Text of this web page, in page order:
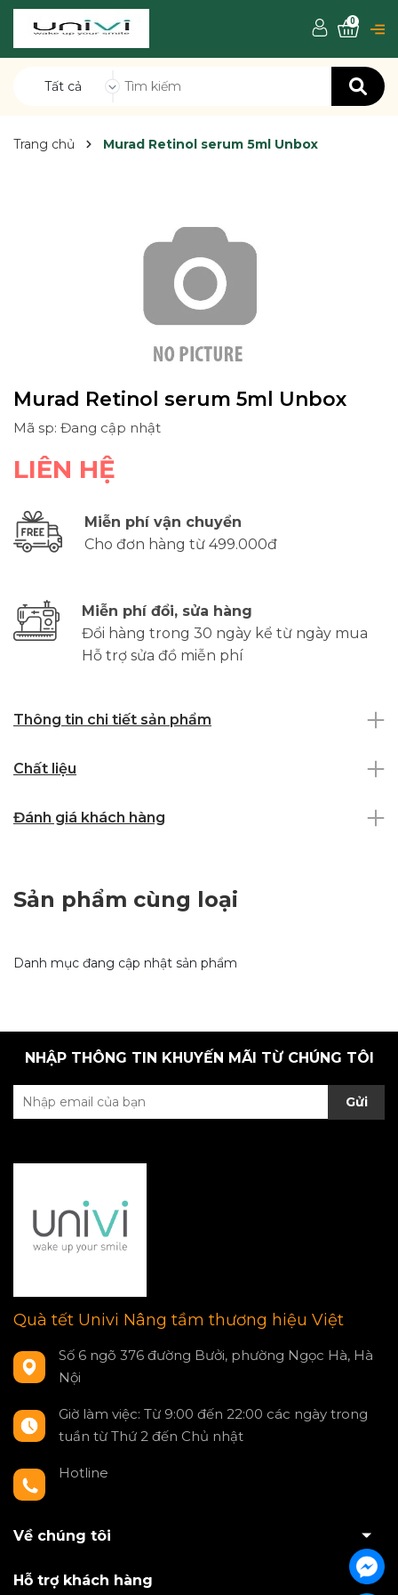
Tất cả
0
Trang chủ Murad Retinol serum 5ml Unbox
Murad Retinol serum 5ml Unbox
Mã sp: Đang cập nhật
LIÊN HỆ
Miễn phí vận chuyển
Cho đơn hàng từ 499.000đ
Miễn phí đổi, sửa hàng
Đổi hàng trong 30 ngày kể từ ngày mua
Hỗ trợ sửa đồ miễn phí
Thông tin chi tiết sản phẩm
Chất liệu
Đánh giá khách hàng
Sản phẩm cùng loại
Danh mục đang cập nhật sản phẩm
NHẬP THÔNG TIN KHUYẾN MÃI TỪ CHÚNG TÔI
Gửi
Quà tết Univi Nâng tầm thương hiệu Việt
Số 6 ngõ 376 đường Bưởi, phường Ngọc Hà, Hà
Nội
Giờ làm việc: Từ 9:00 đến 22:00 các ngày trong
tuần từ Thứ 2 đến Chủ nhật
Hotline
Về chúng tôi
Hỗ trợ khách hàng